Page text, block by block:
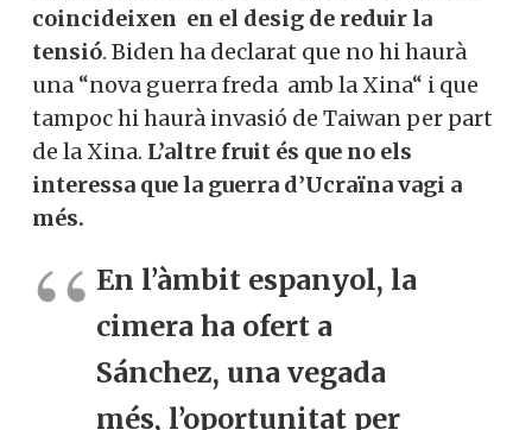
coincideixen en el desig de reduir la
tensió. Biden ha declarat que no hi haurà
una “nova guerra freda amb la Xina“ i que
tampoc hi haurà invasió de Taiwan per part
de la Xina. L’altre fruit és que no els
interessa que la guerra d’Ucraïna vagi a
més.
En l’àmbit espanyol, la
cimera ha ofert a
Sánchez, una vegada
més, l’oportunitat per